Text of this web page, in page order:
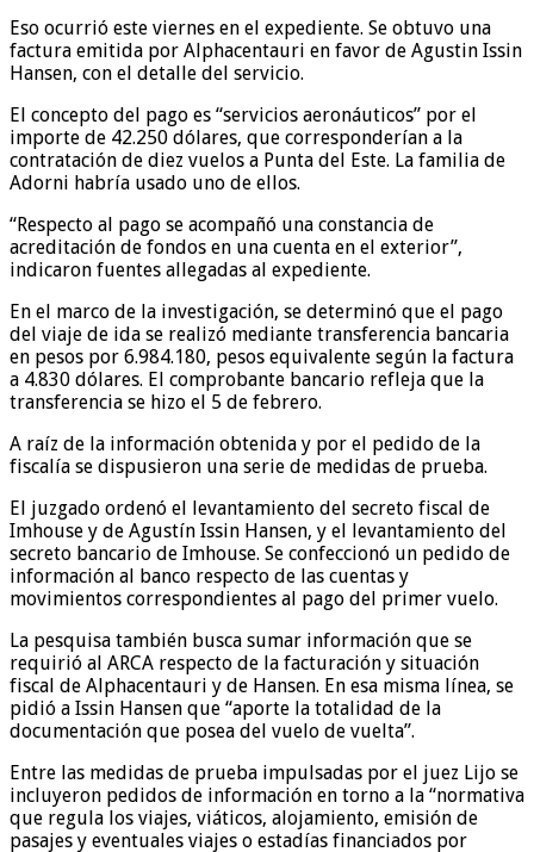
Eso ocurrió este viernes en el expediente. Se obtuvo una
factura emitida por Alphacentauri en favor de Agustin Issin
Hansen, con el detalle del servicio.
El concepto del pago es “servicios aeronáuticos” por el
importe de 42.250 dólares, que corresponderían a la
contratación de diez vuelos a Punta del Este. La familia de
Adorni habría usado uno de ellos.
“Respecto al pago se acompañó una constancia de
acreditación de fondos en una cuenta en el exterior”,
indicaron fuentes allegadas al expediente.
En el marco de la investigación, se determinó que el pago
del viaje de ida se realizó mediante transferencia bancaria
en pesos por 6.984.180, pesos equivalente según la factura
a 4.830 dólares. El comprobante bancario refleja que la
transferencia se hizo el 5 de febrero.
A raíz de la información obtenida y por el pedido de la
fiscalía se dispusieron una serie de medidas de prueba.
El juzgado ordenó el levantamiento del secreto fiscal de
Imhouse y de Agustín Issin Hansen, y el levantamiento del
secreto bancario de Imhouse. Se confeccionó un pedido de
información al banco respecto de las cuentas y
movimientos correspondientes al pago del primer vuelo.
La pesquisa también busca sumar información que se
requirió al ARCA respecto de la facturación y situación
fiscal de Alphacentauri y de Hansen. En esa misma línea, se
pidió a Issin Hansen que “aporte la totalidad de la
documentación que posea del vuelo de vuelta”.
Entre las medidas de prueba impulsadas por el juez Lijo se
incluyeron pedidos de información en torno a la “normativa
que regula los viajes, viáticos, alojamiento, emisión de
pasajes y eventuales viajes o estadías financiados por